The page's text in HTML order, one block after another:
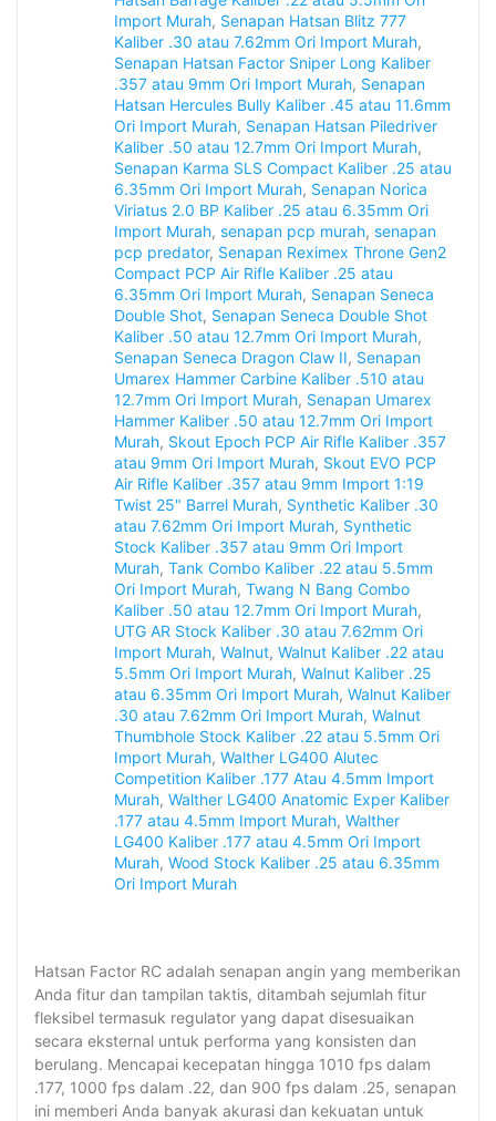
Import Murah, Senapan Hatsan Blitz 777
Kaliber .30 atau 7.62mm Ori Import Murah,
Senapan Hatsan Factor Sniper Long Kaliber
.357 atau 9mm Ori Import Murah, Senapan
Hatsan Hercules Bully Kaliber .45 atau 11.6mm
Ori Import Murah, Senapan Hatsan Piledriver
Kaliber .50 atau 12.7mm Ori Import Murah,
Senapan Karma SLS Compact Kaliber .25 atau
6.35mm Ori Import Murah, Senapan Norica
Viriatus 2.0 BP Kaliber .25 atau 6.35mm Ori
Import Murah, senapan pcp murah, senapan
pcp predator, Senapan Reximex Throne Gen2
Compact PCP Air Rifle Kaliber .25 atau
6.35mm Ori Import Murah, Senapan Seneca
Double Shot, Senapan Seneca Double Shot
Kaliber .50 atau 12.7mm Ori Import Murah,
Senapan Seneca Dragon Claw II, Senapan
Umarex Hammer Carbine Kaliber .510 atau
12.7mm Ori Import Murah, Senapan Umarex
Hammer Kaliber .50 atau 12.7mm Ori Import
Murah, Skout Epoch PCP Air Rifle Kaliber .357
atau 9mm Ori Import Murah, Skout EVO PCP
Air Rifle Kaliber .357 atau 9mm Import 1:19
Twist 25" Barrel Murah, Synthetic Kaliber .30
atau 7.62mm Ori Import Murah, Synthetic
Stock Kaliber .357 atau 9mm Ori Import
Murah, Tank Combo Kaliber .22 atau 5.5mm
Ori Import Murah, Twang N Bang Combo
Kaliber .50 atau 12.7mm Ori Import Murah,
UTG AR Stock Kaliber .30 atau 7.62mm Ori
Import Murah, Walnut, Walnut Kaliber .22 atau
5.5mm Ori Import Murah, Walnut Kaliber .25
atau 6.35mm Ori Import Murah, Walnut Kaliber
.30 atau 7.62mm Ori Import Murah, Walnut
Thumbhole Stock Kaliber .22 atau 5.5mm Ori
Import Murah, Walther LG400 Alutec
Competition Kaliber .177 Atau 4.5mm Import
Murah, Walther LG400 Anatomic Exper Kaliber
.177 atau 4.5mm Import Murah, Walther
LG400 Kaliber .177 atau 4.5mm Ori Import
Murah, Wood Stock Kaliber .25 atau 6.35mm
Ori Import Murah
Hatsan Factor RC adalah senapan angin yang memberikan
Anda fitur dan tampilan taktis, ditambah sejumlah fitur
fleksibel termasuk regulator yang dapat disesuaikan
secara eksternal untuk performa yang konsisten dan
berulang. Mencapai kecepatan hingga 1010 fps dalam
.177, 1000 fps dalam .22, dan 900 fps dalam .25, senapan
ini memberi Anda banyak akurasi dan kekuatan untuk